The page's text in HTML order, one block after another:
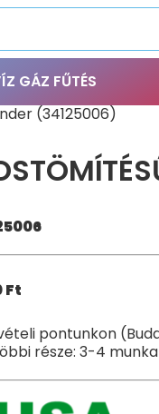
GÁZ FŰTÉS
(34125006)
Ft
pontunkon
része: 3-4